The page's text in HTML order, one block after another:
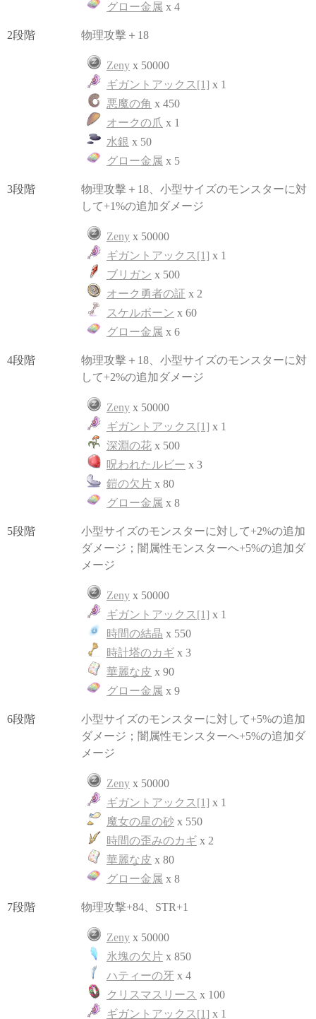
グロー金属 x 4
2段階 物理攻擊＋18
Zeny x 50000
ギガントアックス[1] x 1
悪魔の角 x 450
オークの爪 x 1
水銀 x 50
グロー金属 x 5
3段階
物理攻擊＋18、小型サイズのモンスターに対
して+1%の追加ダメージ
Zeny x 50000
ギガントアックス[1] x 1
ブリガン x 500
オーク勇者の証 x 2
スケルボーン x 60
グロー金属 x 6
4段階
物理攻擊＋18、小型サイズのモンスターに対
して+2%の追加ダメージ
Zeny x 50000
ギガントアックス[1] x 1
深淵の花 x 500
呪われたルビー x 3
鎧の欠片 x 80
グロー金属 x 8
5段階
小型サイズのモンスターに対して+2%の追加
ダメージ；闇属性モンスターへ+5%の追加ダ
メージ
Zeny x 50000
ギガントアックス[1] x 1
時間の結晶 x 550
時計塔のカギ x 3
華麗な皮 x 90
グロー金属 x 9
6段階
小型サイズのモンスターに対して+5%の追加
ダメージ；闇属性モンスターへ+5%の追加ダ
メージ
Zeny x 50000
ギガントアックス[1] x 1
魔女の星の砂 x 550
時間の歪みのカギ x 2
華麗な皮 x 80
グロー金属 x 8
7段階 物理攻撃+84、STR+1
Zeny x 50000
氷塊の欠片 x 850
ハティーの牙 x 4
クリスマスリース x 100
ギガントアックス[1] x 1